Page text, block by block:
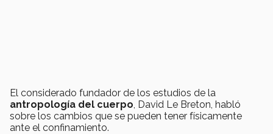
El considerado fundador de los estudios de la
antropología del cuerpo , David Le Breton, habló
sobre los cambios que se pueden tener físicamente
ante el confinamiento.